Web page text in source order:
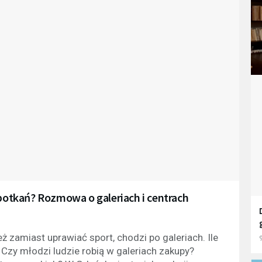
Rozmowa o galeriach i centrach
zamiast uprawiać sport, chodzi po galeriach. Ile
młodzi ludzie robią w galeriach zakupy?